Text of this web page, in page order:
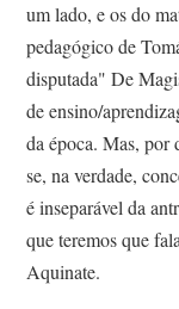
um lado, e os do
pedagógico de
disputada" De
de ensino/
da época. Mas, por
se, na verdade,
é inseparável da
que teremos que
Aquinate.